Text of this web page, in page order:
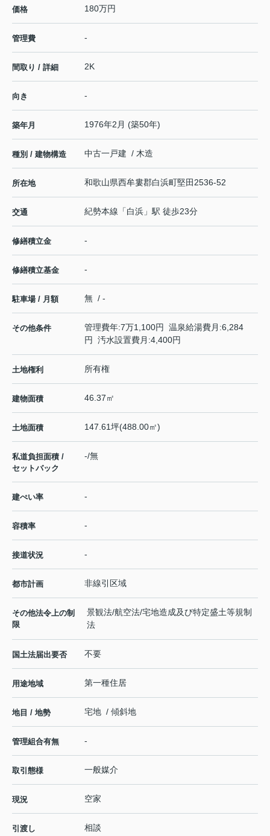
価格 180万円
管理費 -
間取り / 詳細 2K
向き -
築年月 1976年2月 (築50年)
種別 / 建物構造 中古一戸建 / 木造
所在地 和歌山県西牟婁郡白浜町堅田 2536-52
交通 紀勢本線 「白浜 」駅 徒歩23分
修繕積立金 -
修繕積立基金 -
駐車場 / 月額 無 / -
その他条件
管理費年:7万1,100円 温泉給湯費月:6,284
円 汚水設置費月:4,400円
土地権利 所有権
建物面積 46.37㎡
土地面積 147.61坪(488.00㎡)
私道負担面積 /
セットバック
-/無
建ぺい率 -
容積率 -
接道状況 -
都市計画 非線引区域
その他法令上の制
限
景観法/航空法/宅地造成及び特定盛土等規制
法
国土法届出要否 不要
用途地域 第一種住居
地目 / 地勢 宅地 / 傾斜地
管理組合有無 -
取引態様 一般媒介
現況 空家
引渡し 相談